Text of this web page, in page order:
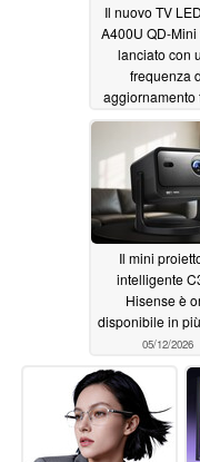
Il nuovo TV
A400U QD-
lanciato con
frequenza
aggiornamento
288Hz05/14/
Il mini
intelligente
Hisense è
disponibile in
05/12/2026